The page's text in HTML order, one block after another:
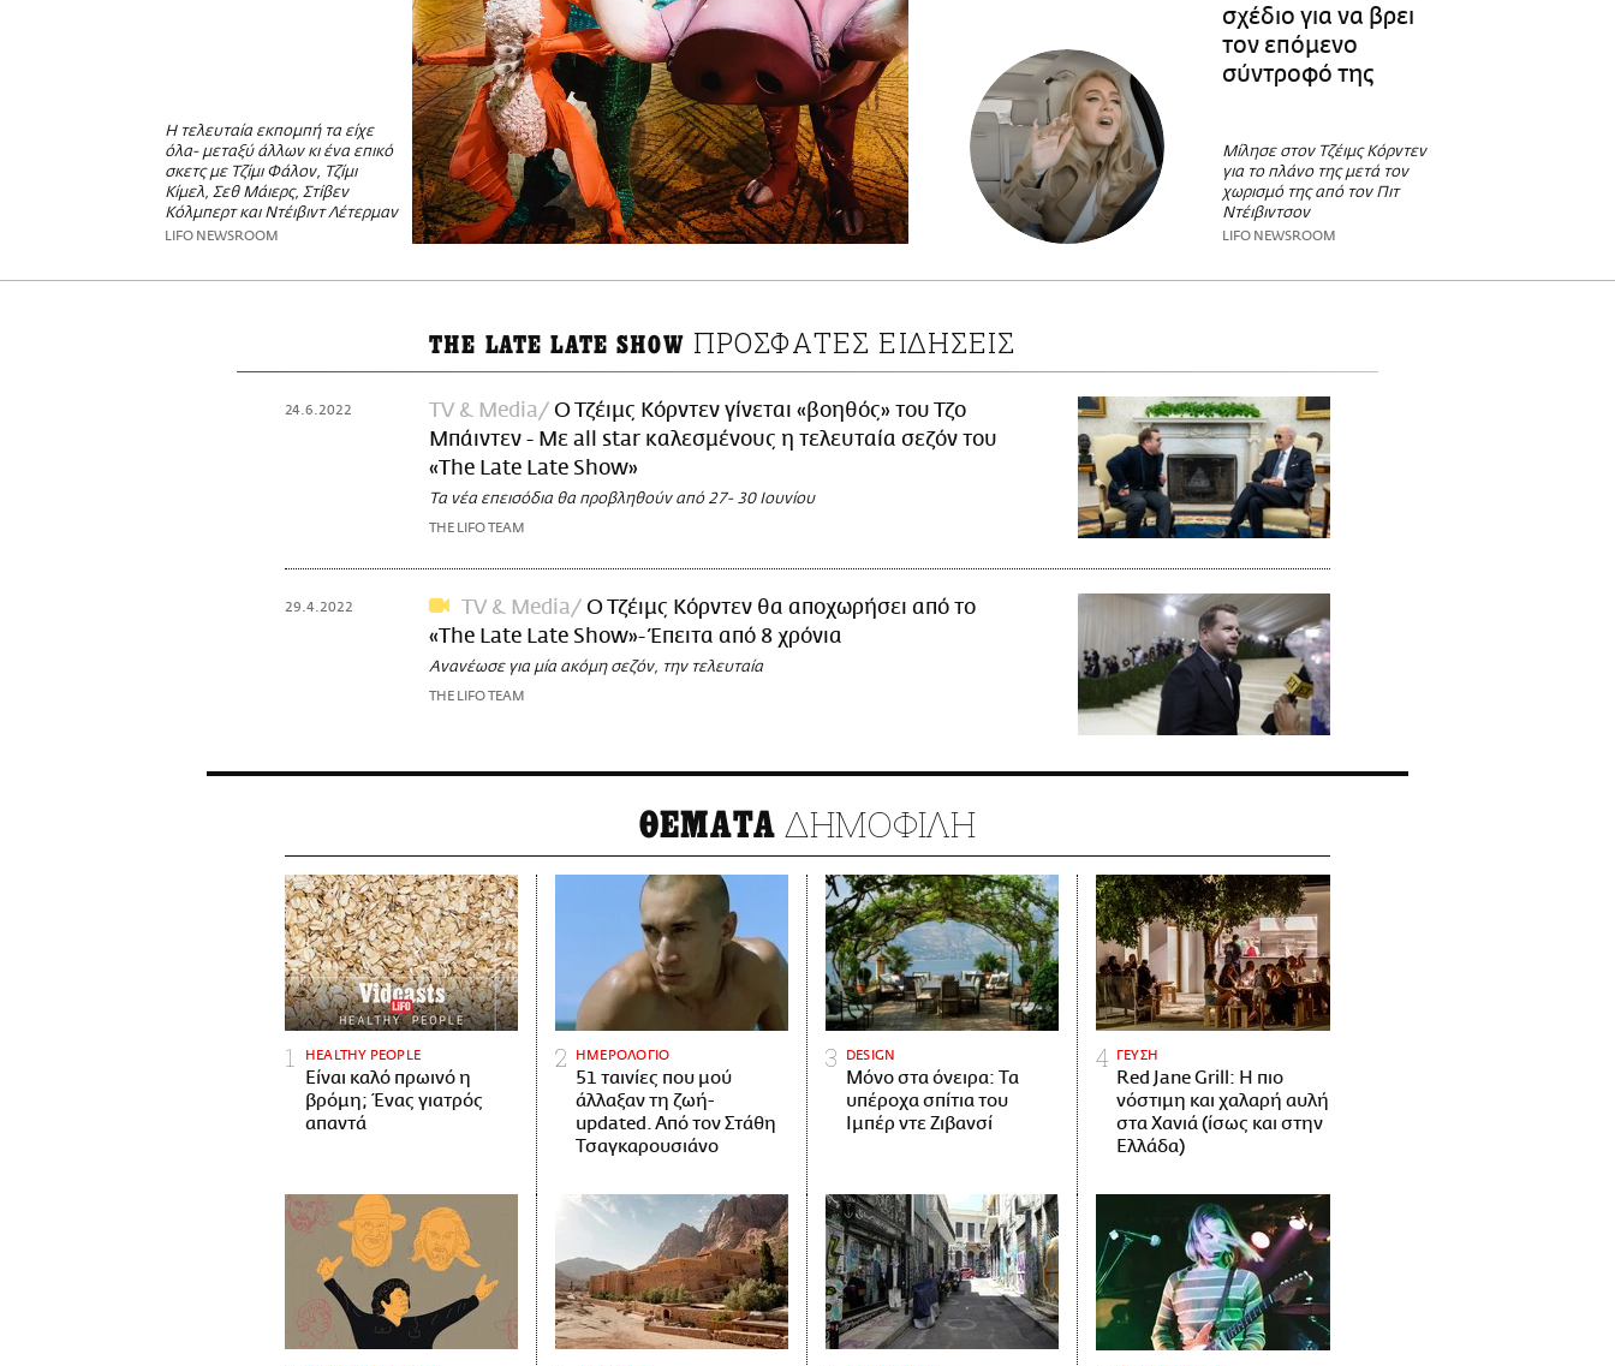
Η τελευταία εκπομπή τα είχε
όλα- μεταξύ άλλων κι ένα επικό
σκετς με Τζίμι Φάλον, Τζίμι
Κίμελ, Σεθ Μάιερς, Στίβεν
Κόλμπερτ και Ντέιβιντ Λέτερμαν
LIFO NEWSROOM
σχέδιο για να βρει
τον επόμενο
σύντροφό της
Μίλησε στον Τζέιμς Κόρντεν
για το πλάνο της μετά τον
χωρισμό της από τον Πιτ
Ντέιβιντσον
LIFO NEWSROOM
THE LATE LATE SHOW ΠΡΟΣΦΑΤΕΣ ΕΙΔΗΣΕΙΣ
24.6.2022 TV & Media
Ο Τζέιμς Κόρντεν γίνεται «βοηθός» του Τζο
Μπάιντεν - Με all star καλεσμένους η τελευταία σεζόν του
«The Late Late Show»
Τα νέα επεισόδια θα προβληθούν από 27- 30 Ιουνίου
THE LIFO TEAM
29.4.2022 TV & Media
Ο Τζέιμς Κόρντεν θα αποχωρήσει από το
«The Late Late Show»- Έπειτα από 8 χρόνια
Ανανέωσε για μία ακόμη σεζόν, την τελευταία
THE LIFO TEAM
ΘΕΜΑΤΑ ΔΗΜΟΦΙΛΗ
HEALTHY PEOPLE
Είναι καλό πρωινό η
βρόμη; Ένας γιατρός
απαντά
ΗΜΕΡΟΛΟΓΙΟ
51 ταινίες που μού
άλλαξαν τη ζωή-
updated. Aπό τον Στάθη
Τσαγκαρουσιάνο
DESIGN
Μόνο στα όνειρα: Τα
υπέροχα σπίτια του
Ιμπέρ ντε Ζιβανσί
ΓΕΥΣΗ
Red Jane Grill: Η πιο
νόστιμη και χαλαρή αυλή
στα Χανιά (ίσως και στην
Ελλάδα)